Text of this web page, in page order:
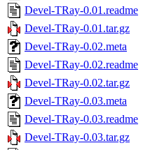
Devel-TRay-0.01.readme
Devel-TRay-0.01.tar.gz
Devel-TRay-0.02.meta
Devel-TRay-0.02.readme
Devel-TRay-0.02.tar.gz
Devel-TRay-0.03.meta
Devel-TRay-0.03.readme
Devel-TRay-0.03.tar.gz